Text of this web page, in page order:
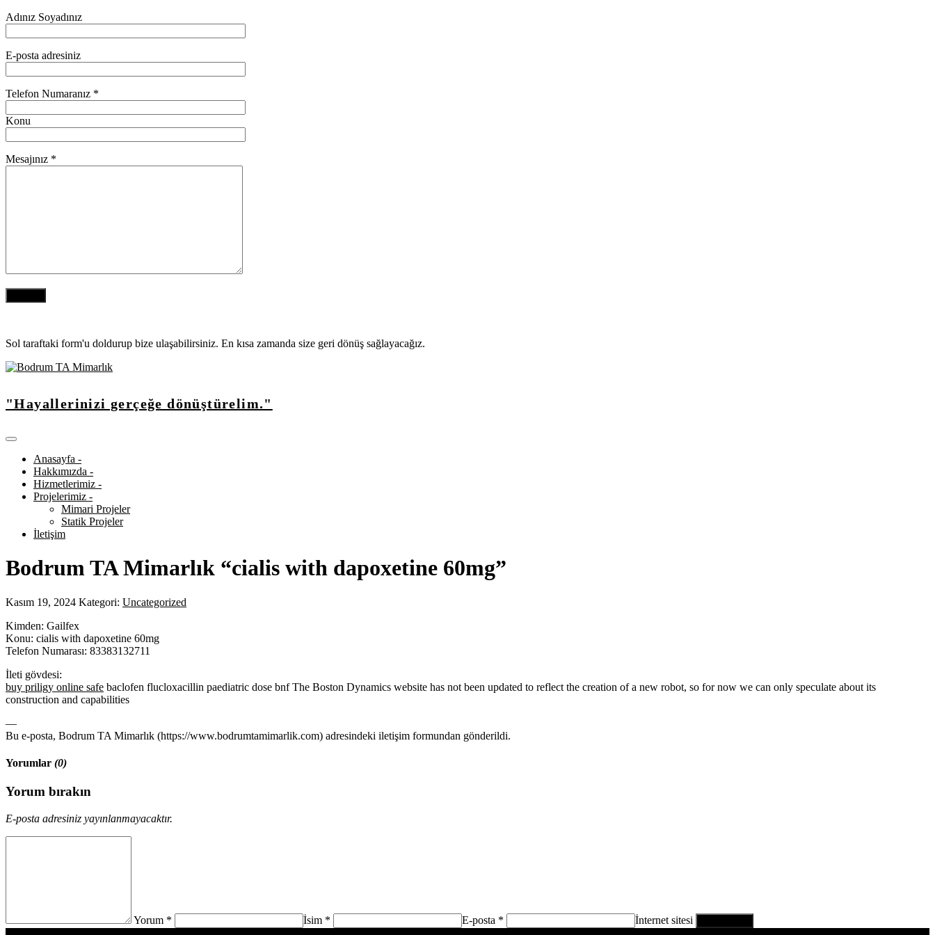
Adınız Soyadınız
E-posta adresiniz
Telefon Numaranız *
Konu
Mesajınız *
Sol taraftaki form'u doldurup bize ulaşabilirsiniz. En kısa zamanda size geri dönüş sağlayacağız.
"Hayallerinizi gerçeğe dönüştürelim."
Anasayfa -
Hakkımızda -
Hizmetlerimiz -
Projelerimiz -
Mimari Projeler
Statik Projeler
İletişim
Bodrum TA Mimarlık “cialis with dapoxetine 60mg”
Kasım 19, 2024 Kategori: Uncategorized
Kimden: Gailfex
Konu: cialis with dapoxetine 60mg
Telefon Numarası: 83383132711
İleti gövdesi:
buy priligy online safe baclofen flucloxacillin paediatric dose bnf The Boston Dynamics website has not been updated to reflect the creation of a new robot, so for now we can only speculate about its
construction and capabilities
—
Bu e-posta, Bodrum TA Mimarlık (https://www.bodrumtamimarlik.com) adresindeki iletişim formundan gönderildi.
Yorumlar (0)
Yorum bırakın
E-posta adresiniz yayınlanmayacaktır.
Yorum * İsim * E-posta * İnternet sitesi